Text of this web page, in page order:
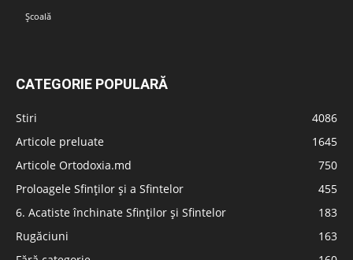
Școală
CATEGORIE POPULARĂ
Stiri
4086
Articole preluate
1645
Articole Ortodoxia.md
750
Proloagele Sfinților și a Sfintelor
455
6. Acatiste închinate Sfinților și Sfintelor
183
Rugăciuni
163